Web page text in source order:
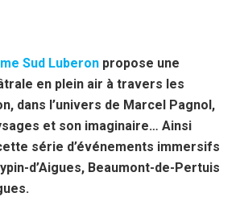
g
e
A
p
p
Sud Luberon propose une
en plein air à travers les
dans l’univers de Marcel Pagnol,
et son imaginaire… Ainsi
série d’événements immersifs
d’Aigues, Beaumont-de-Pertuis